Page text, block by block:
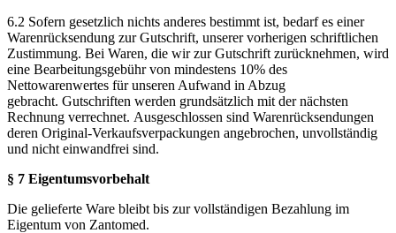
6.2 Sofern gesetzlich nichts anderes bestimmt ist, bedarf es einer
Warenrücksendung zur Gutschrift, unserer vorherigen schriftlichen
Zustimmung. Bei Waren, die wir zur Gutschrift zurücknehmen, wird
eine Bearbeitungsgebühr von mindestens 10% des
Nettowarenwertes für unseren Aufwand in Abzug
gebracht. Gutschriften werden grundsätzlich mit der nächsten
Rechnung verrechnet. Ausgeschlossen sind Warenrücksendungen
deren Original-Verkaufsverpackungen angebrochen, unvollständig
und nicht einwandfrei sind.
§ 7 Eigentumsvorbehalt
Die gelieferte Ware bleibt bis zur vollständigen Bezahlung im
Eigentum von Zantomed.